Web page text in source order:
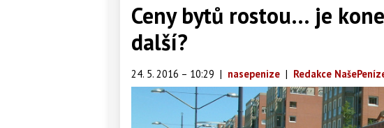
Ceny bytů rostou… je
další?
24. 5. 2016 – 10:29 | nasepenize | Redakce